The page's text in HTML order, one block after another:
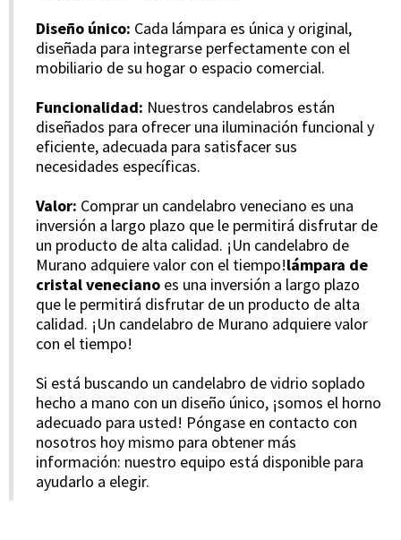
Diseño único: Cada lámpara es única y original,
diseñada para integrarse perfectamente con el
mobiliario de su hogar o espacio comercial.
Funcionalidad: Nuestros candelabros están
diseñados para ofrecer una iluminación funcional y
eficiente, adecuada para satisfacer sus
necesidades específicas.
Valor: Comprar un candelabro veneciano es una
inversión a largo plazo que le permitirá disfrutar de
un producto de alta calidad. ¡Un candelabro de
Murano adquiere valor con el tiempo!lámpara de
cristal veneciano es una inversión a largo plazo
que le permitirá disfrutar de un producto de alta
calidad. ¡Un candelabro de Murano adquiere valor
con el tiempo!
Si está buscando un candelabro de vidrio soplado
hecho a mano con un diseño único, ¡somos el horno
adecuado para usted! Póngase en contacto con
nosotros hoy mismo para obtener más
información: nuestro equipo está disponible para
ayudarlo a elegir.